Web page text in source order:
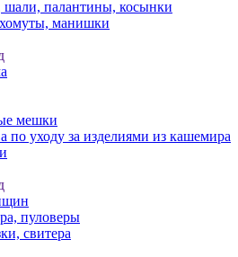
палантины, косынки
манишки
мешки
по уходу за изделиями из кашемира
пуловеры
свитера